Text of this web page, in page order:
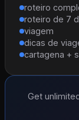
roteiro
roteiro de 7
viagem
dicas de
cartagena +
Get